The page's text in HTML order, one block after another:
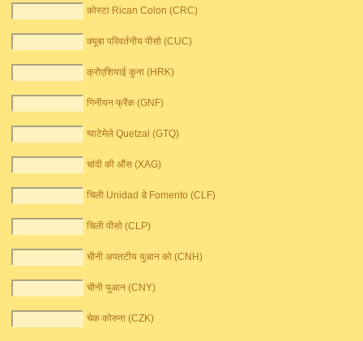
कोस्टा Rican Colon (CRC)
क्यूबा परिवर्तनीय पीसो (CUC)
क्रोएशियाई कुना (HRK)
गिनीयन फ्रैंक (GNF)
ग्वाटेमेले Quetzal (GTQ)
चांदी की औंस (XAG)
चिली Unidad डे Fomento (CLF)
चिली पीसो (CLP)
चीनी अपतटीय युआन को (CNH)
चीनी युआन (CNY)
चेक कोरुना (CZK)